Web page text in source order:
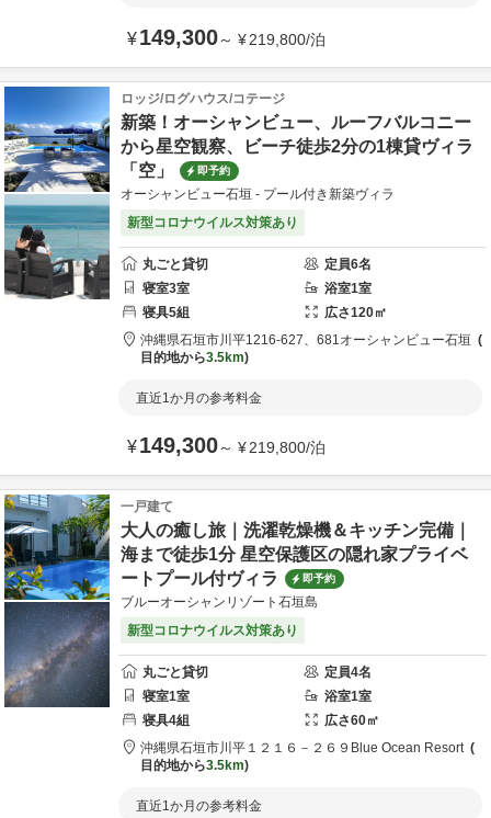
¥149,300～ ¥219,800/泊
ロッジ/ログハウス/コテージ
新築！オーシャンビュー、ルーフバルコニー
から星空観察、ビーチ徒歩2分の1棟貸ヴィラ
「空」
即予約
オーシャンビュー石垣 - プール付き新築ヴィラ
新型コロナウイルス対策あり
丸ごと貸切 定員6名
寝室3室 浴室1室
寝具5組 広さ120㎡
沖縄県石垣市川平1216-627、681オーシャンビュー石垣
目的地から3.5km
直近1か月の参考料金
¥149,300～ ¥219,800/泊
一戸建て
大人の癒し旅｜洗濯乾燥機＆キッチン完備｜
海まで徒歩1分 星空保護区の隠れ家プライベ
ートプール付ヴィラ
即予約
ブルーオーシャンリゾート石垣島
新型コロナウイルス対策あり
丸ごと貸切 定員4名
寝室1室 浴室1室
寝具4組 広さ60㎡
沖縄県石垣市川平１２１６－２６９ Blue Ocean Resort
目的地から3.5km
直近1か月の参考料金